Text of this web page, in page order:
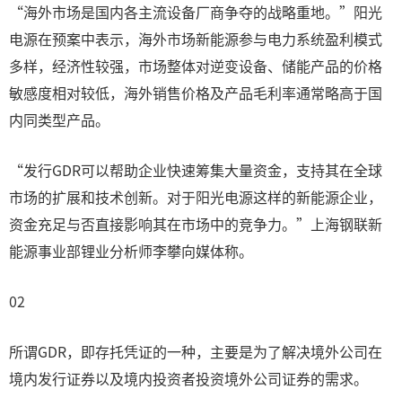
“海外市场是国内各主流设备厂商争夺的战略重地。”阳光
电源在预案中表示，海外市场新能源参与电力系统盈利模式
多样，经济性较强，市场整体对逆变设备、储能产品的价格
敏感度相对较低，海外销售价格及产品毛利率通常略高于国
内同类型产品。
“发行GDR可以帮助企业快速筹集大量资金，支持其在全球
市场的扩展和技术创新。对于阳光电源这样的新能源企业，
资金充足与否直接影响其在市场中的竞争力。”上海钢联新
能源事业部锂业分析师李攀向媒体称。
02
所谓GDR，即存托凭证的一种，主要是为了解决境外公司在
境内发行证券以及境内投资者投资境外公司证券的需求。